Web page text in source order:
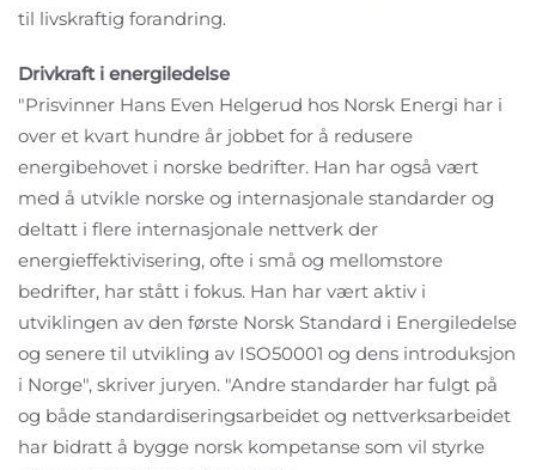
til livskraftig forandring.
Drivkraft i energiledelse
"Prisvinner Hans Even Helgerud hos Norsk Energi har i
over et kvart hundre år jobbet for å redusere
energibehovet i norske bedrifter. Han har også vært
med å utvikle norske og internasjonale standarder og
deltatt i flere internasjonale nettverk der
energieffektivisering, ofte i små og mellomstore
bedrifter, har stått i fokus. Han har vært aktiv i
utviklingen av den første Norsk Standard i Energiledelse
og senere til utvikling av ISO50001 og dens introduksjon
i Norge", skriver juryen. "Andre standarder har fulgt på
og både standardiseringsarbeidet og nettverksarbeidet
har bidratt å bygge norsk kompetanse som vil styrke